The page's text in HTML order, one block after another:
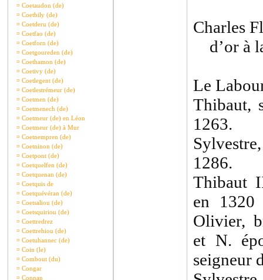
¤ Coetaudon (de)
¤ Coetbily (de)
¤ Coetderu (de)
¤ Coetfao (de)
¤ Coetforn (de)
¤ Coetgoureden (de)
¤ Coethamon (de)
¤ Coetivy (de)
¤ Coetlegent (de)
¤ Coetlestrémeur (de)
¤ Coetmen (de)
¤ Coetmenech (de)
¤ Coetmeur (de) en Léon
¤ Coetmeur (de) à Mur
¤ Coetnempren (de)
¤ Coetninon (de)
¤ Coetpont (de)
¤ Coetquelfen (de)
¤ Coetquenan (de)
¤ Coetquis de
¤ Coetquévéran (de)
¤ Coetsaliou (de)
¤ Coetsquiriou (de)
¤ Coettredrez
¤ Coettrehiou (de)
¤ Coetuhannec (de)
¤ Coin (le)
¤ Combout (du)
¤ Congar
¤ Connan
Charles
d’or à
Le
Thibaut,
1263.
1286.
Thibaut
en 1320
Olivier,
et N.
seigneur